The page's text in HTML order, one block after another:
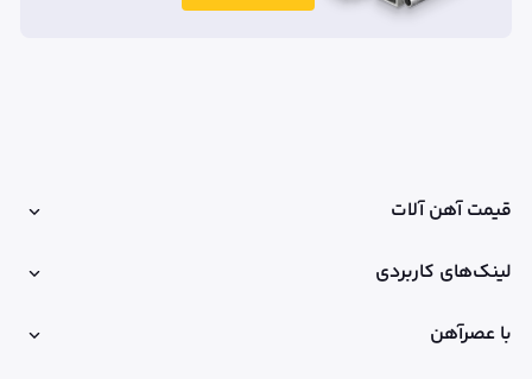
قیمت آهن آلات
لینک‌های کاربردی
با عصرآهن